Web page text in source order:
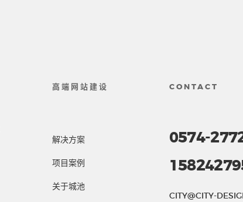
高端网站建设
解决方案
项目案例
关于城池
CONTACT
0574-
CITY@CITY-